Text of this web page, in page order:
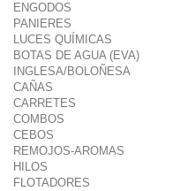
ENGODOS
PANIERES
LUCES QUÍMICAS
BOTAS DE AGUA (EVA)
INGLESA/BOLOÑESA
CAÑAS
CARRETES
COMBOS
CEBOS
REMOJOS-AROMAS
HILOS
FLOTADORES